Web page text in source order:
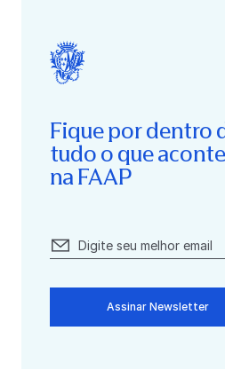
Fique por dentro
tudo o que
na FAAP
Assinar Newsletter